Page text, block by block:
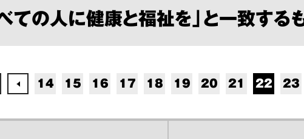
べての人に健康と福祉を」と一致す
14 15 16 17 18 19 20 21 22 23